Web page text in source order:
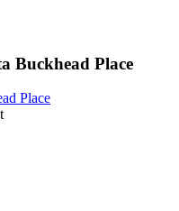
Buckhead Place
Place